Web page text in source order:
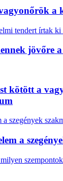
a
jövőre
kötött a
a